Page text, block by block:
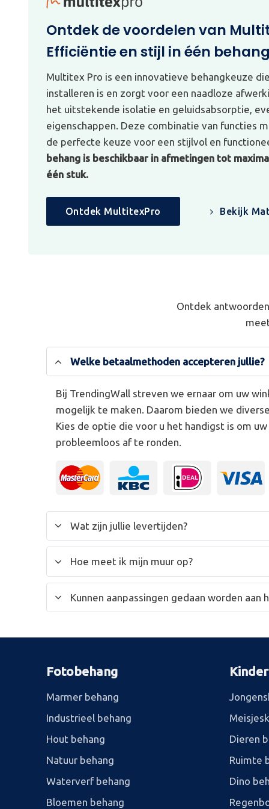
Ontdek de voordelen van
Efficiëntie en stijl in één
Multitex Pro is een innovatieve behangkeuze
installeren is en zorgt voor een naadloze
het uitstekende isolatie en geluidsabsorptie,
eigenschappen. Deze combinatie van functies
de perfecte keuze voor een stijlvol en
behang is beschikbaar in afmetingen tot
één stuk.
Ontdek MultitexPro Bekijk
Ontdek
Welke betaalmethoden accepteren jullie?
Bij TrendingWall streven we ernaar om uw
mogelijk te maken. Daarom bieden we
Kies de optie die voor u het handigst is om
probleemloos af te ronden.
Wat zijn jullie levertijden?
Hoe meet ik mijn muur op?
Kunnen aanpassingen gedaan worden aan
Fotobehang
Marmer behang
Industrieel behang
Hout behang
Natuur behang
Waterverf behang
Bloemen behang
Dieren
Ruimte
Dino